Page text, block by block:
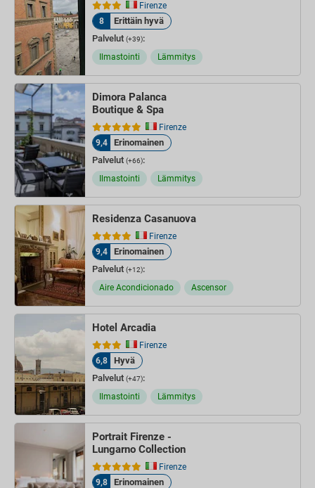
Firenze
8
Erittäin hyvä
Palvelut (+39):
Ilmastointi Lämmitys
Dimora Palanca
Boutique & Spa
Firenze
9,4
Erinomainen
Palvelut (+66):
Ilmastointi Lämmitys
Residenza Casanuova
Firenze
9,4
Erinomainen
Palvelut (+12):
Aire Acondicionado Ascensor
Hotel Arcadia
Firenze
6,8
Hyvä
Palvelut (+47):
Ilmastointi Lämmitys
Portrait Firenze -
Lungarno Collection
Firenze
9,8
Erinomainen